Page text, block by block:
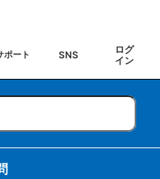
ポート SNS
ログ
イン